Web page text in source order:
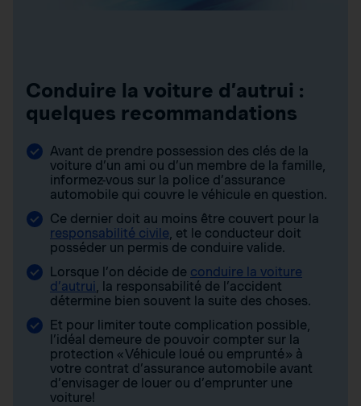
Conduire la voiture d’autrui :
quelques recommandations
Avant de prendre possession des clés de la
voiture d’un ami ou d’un membre de la famille,
informez-vous sur la police d’assurance
automobile qui couvre le véhicule en question.
Ce dernier doit au moins être couvert pour la
responsabilité civile , et le conducteur doit
posséder un permis de conduire valide.
Lorsque l’on décide de conduire la voiture
d’autrui , la responsabilité de l’accident
détermine bien souvent la suite des choses.
Et pour limiter toute complication possible,
l’idéal demeure de pouvoir compter sur la
protection « Véhicule loué ou emprunté » à
votre contrat d’assurance automobile avant
d’envisager de louer ou d’emprunter une
voiture!